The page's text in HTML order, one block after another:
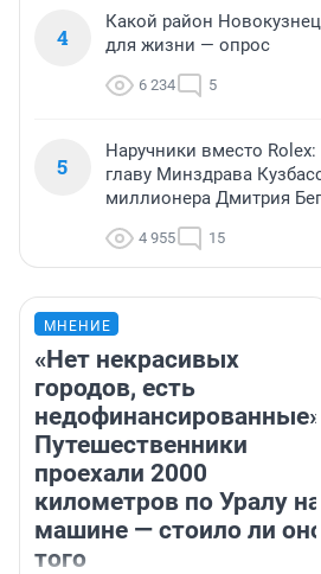
4
Какой район
для жизни — опрос
6 234 5
5
Наручники вместо Rolex:
главу Минздрава
миллионера Дмитрия
4 955 15
МНЕНИЕ
«Нет некрасивых
городов, есть
недофинансированные».
Путешественники
проехали 2000
километров по Уралу на
машине — стоило ли оно
того